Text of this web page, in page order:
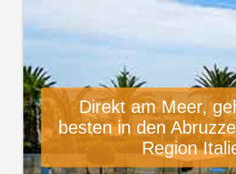
Direkt am Meer,
besten in den
Region